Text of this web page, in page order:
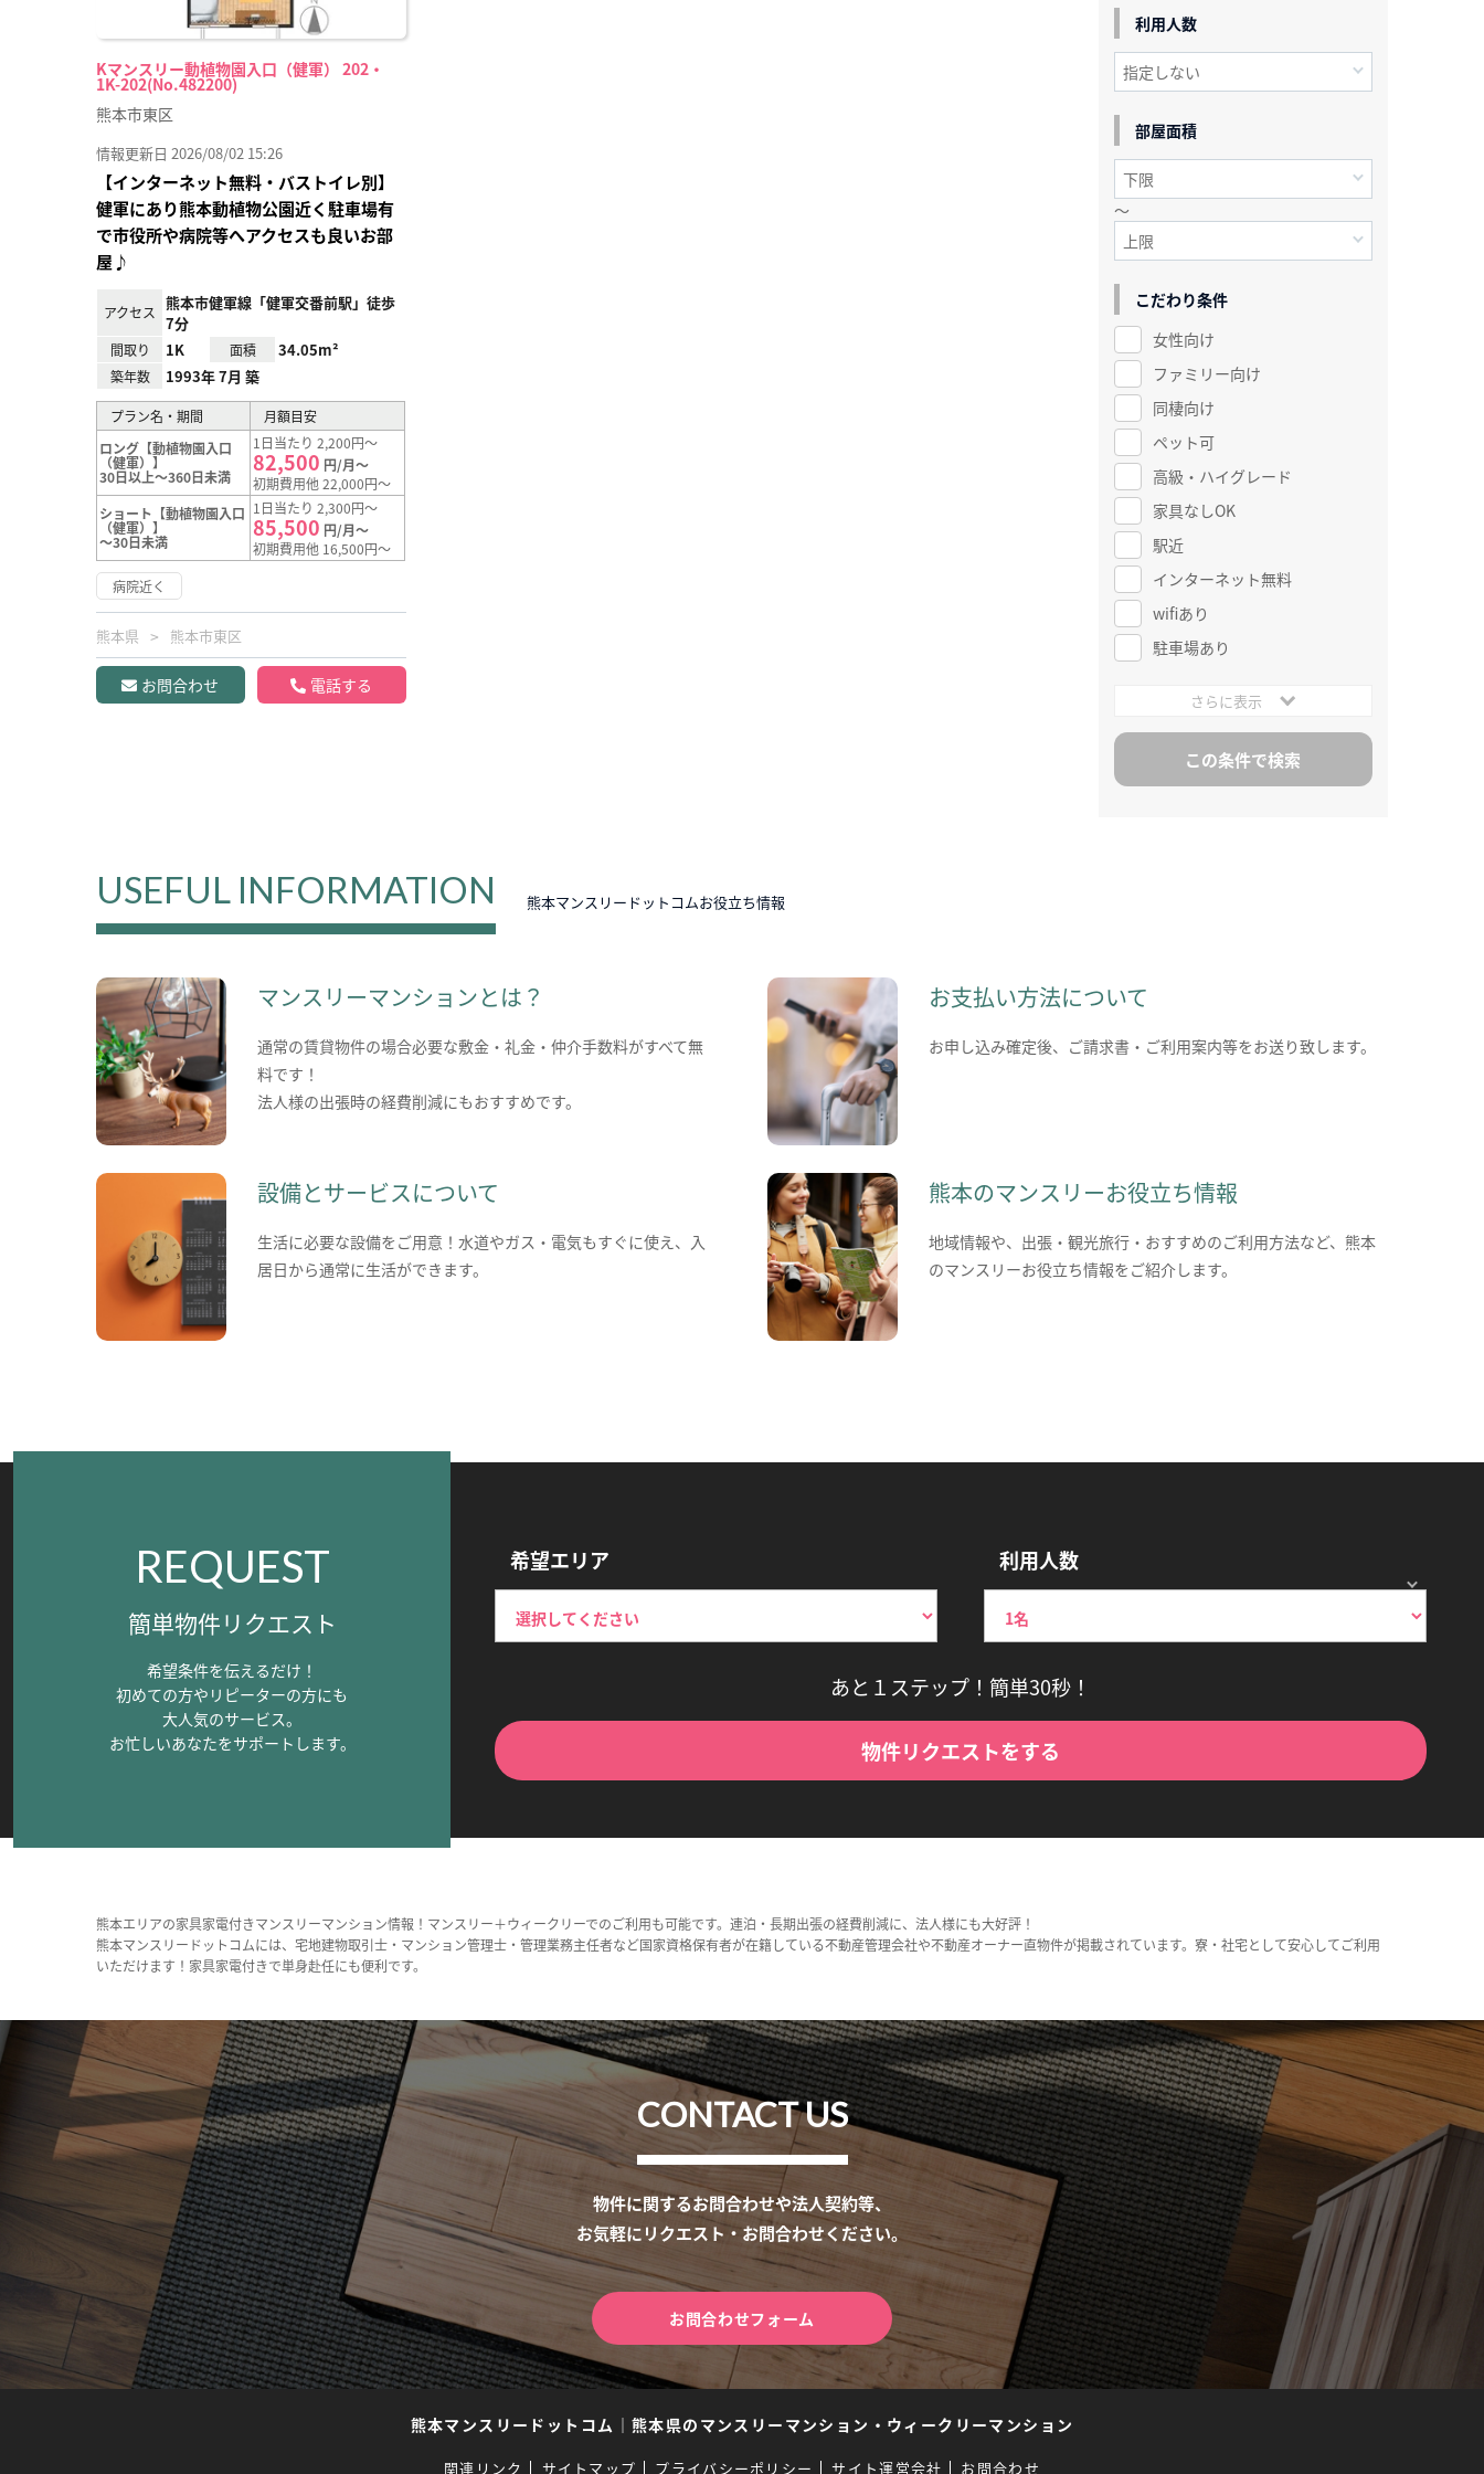
Kマンスリー動植物園入口（健軍） 202・
1K-202(No.482200)
熊本市東区
情報更新日 2026/08/02 15:26
【インターネット無料・バストイレ別】
健軍にあり熊本動植物公園近く駐車場有
で市役所や病院等へアクセスも良いお部
屋♪
アクセス
熊本市健軍線「健軍交番前駅」徒歩
7分
間取り 1K 面積 34.05m²
築年数 1993年 7月 築
プラン名・期間
月額目安
ロング【動植物園入口
（健軍）】
30日以上～360日未満
1日当たり 2,200円～
82,500 円/月～
初期費用他 22,000円～
ショート【動植物園入口
（健軍）】
～30日未満
1日当たり 2,300円～
85,500 円/月～
初期費用他 16,500円～
病院近く
熊本県 熊本市東区
お問合わせ 電話する
利用人数
部屋面積
～
こだわり条件
女性向け
ファミリー向け
同棲向け
ペット可
高級・ハイグレード
家具なしOK
駅近
インターネット無料
wifiあり
駐車場あり
さらに表示
USEFUL INFORMATION 熊本マンスリードットコムお役立ち情報
マンスリーマンションとは？
通常の賃貸物件の場合必要な敷金・礼金・仲介手数料がすべて無
料です！
法人様の出張時の経費削減にもおすすめです。
お支払い方法について
お申し込み確定後、ご請求書・ご利用案内等をお送り致します。
設備とサービスについて
生活に必要な設備をご用意！水道やガス・電気もすぐに使え、入
居日から通常に生活ができます。
熊本のマンスリーお役立ち情報
地域情報や、出張・観光旅行・おすすめのご利用方法など、熊本
のマンスリーお役立ち情報をご紹介します。
REQUEST
簡単物件リクエスト
希望条件を伝えるだけ！
初めての方やリピーターの方にも
大人気のサービス。
お忙しいあなたをサポートします。
希望エリア 利用人数
あと１ステップ！簡単30秒！
物件リクエストをする
熊本エリアの家具家電付きマンスリーマンション情報！マンスリー＋ウィークリーでのご利用も可能です。連泊・長期出張の経費削減に、法人様にも大好評！
熊本マンスリードットコムには、宅地建物取引士・マンション管理士・管理業務主任者など国家資格保有者が在籍している不動産管理会社や不動産オーナー直物件が掲載されています。寮・社宅として安心してご利用
いただけます！家具家電付きで単身赴任にも便利です。
CONTACT US
物件に関するお問合わせや法人契約等、
お気軽にリクエスト・お問合わせください。
お問合わせフォーム
熊本マンスリードットコム ｜ 熊本県のマンスリーマンション・ウィークリーマンション
関連リンク サイトマップ プライバシーポリシー サイト運営会社 お問合わせ